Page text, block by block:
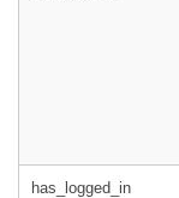
has_logged_in